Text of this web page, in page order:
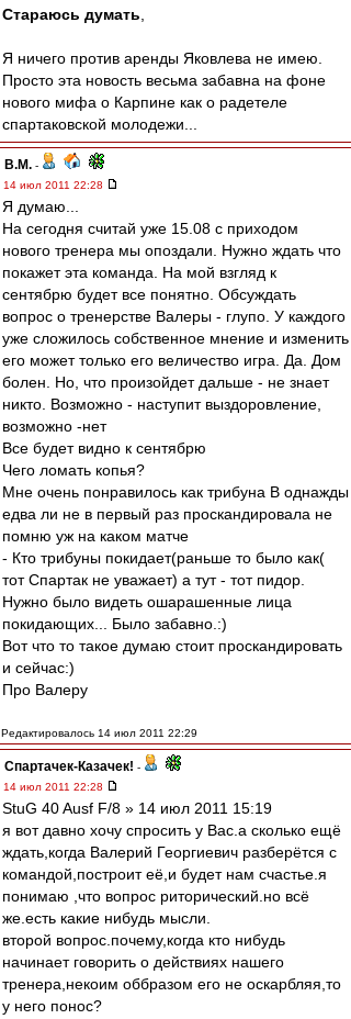
Стараюсь думать
Я ничего против аренды Яковлева не имею.
Просто эта новость весьма забавна на фоне
нового мифа о Карпине как о радетеле
спартаковской молодежи...
В.М. -
14 июл 2011 22:28
Я думаю...
На сегодня считай уже 15.08 с приходом
нового тренера мы опоздали. Нужно ждать что
покажет эта команда. На мой взгляд к
сентябрю будет все понятно. Обсуждать
вопрос о тренерстве Валеры - глупо. У каждого
уже сложилось собственное мнение и изменить
его может только его величество игра. Да. Дом
болен. Но, что произойдет дальше - не знает
никто. Возможно - наступит выздоровление,
возможно -нет
Все будет видно к сентябрю
Чего ломать копья?
Мне очень понравилось как трибуна B однажды
едва ли не в первый раз проскандировала не
помню уж на каком матче
- Кто трибуны покидает(раньше то было как(
тот Спартак не уважает) а тут - тот пидор.
Нужно было видеть ошарашенные лица
покидающих... Было забавно.:)
Вот что то такое думаю стоит проскандировать
и сейчас:)
Про Валеру
Редактировалось 14 июл 2011 22:29
Спартачек-Казачек! -
14 июл 2011 22:28
StuG 40 Ausf F/8 » 14 июл 2011 15:19
я вот давно хочу спросить у Вас.а сколько ещё
ждать,когда Валерий Георгиевич разберётся с
командой,построит её,и будет нам счастье.я
понимаю ,что вопрос риторический.но всё
же.есть какие нибудь мысли.
второй вопрос.почему,когда кто нибудь
начинает говорить о действиях нашего
тренера,некоим оббразом его не оскарбляя,то
у него понос?